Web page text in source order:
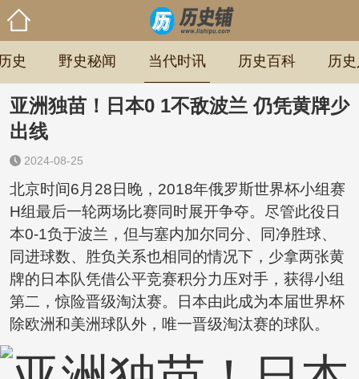
史 野史秘闻 当代时讯 历史百科 历
亚洲独苗！日本0 1不敌波兰 仍凭黄牌少
出线
2024-08-25
北京时间6月28日晚，2018年俄罗斯世界杯小组赛
H组最后一轮两场比赛同时展开争夺。尽管此役日
本0-1负于波兰，但与塞内加尔同分、同净胜球、
同进球数、胜负关系也相同的情况下，少拿两张黄
牌的日本队凭借公平竞赛积分力压对手，获得小组
第二，惊险晋级淘汰赛。日本由此成为本届世界杯
除欧洲和美洲球队外，唯一晋级淘汰赛的球队。